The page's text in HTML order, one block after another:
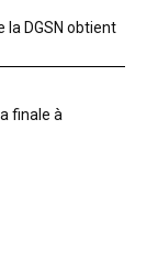
la DGSN obtient
finale à